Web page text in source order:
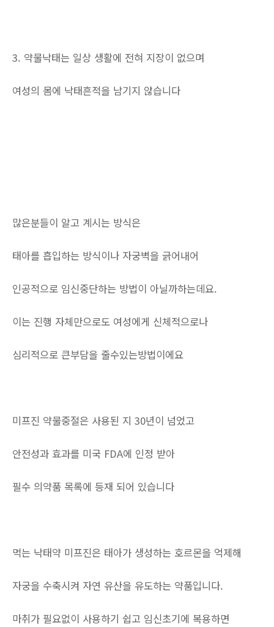
3. 약물낙태는 일상 생활에 전혀 지장이 없으며
여성의 몸에 낙태흔적을 남기지 않습니다
많은분들이 알고 계시는 방식은
태아를 흡입하는 방식이나 자궁벽을 긁어내어
인공적으로 임신중단하는 방법이 아닐까하는데요.
이는 진행 자체만으로도 여성에게 신체적으로나
심리적으로 큰부담을 줄수있는방법이에요
미프진 약물중절은 사용된 지 30년이 넘었고
안전성과 효과를 미국 FDA에 인정 받아
필수 의약품 목록에 등재 되어 있습니다
먹는 낙태약 미프진은 태아가 생성하는 호르몬을 억제해
자궁을 수축시켜 자연 유산을 유도하는 약품입니다.
마취가 필요없이 사용하기 쉽고 임신초기에 복용하면